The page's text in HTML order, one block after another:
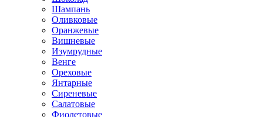
Шампань
Оливковые
Оранжевые
Вишневые
Изумрудные
Венге
Ореховые
Янтарные
Сиреневые
Салатовые
Фиолетовые